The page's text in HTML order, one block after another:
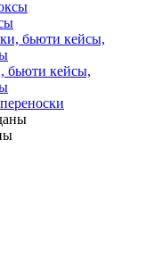
бьюти кейсы,